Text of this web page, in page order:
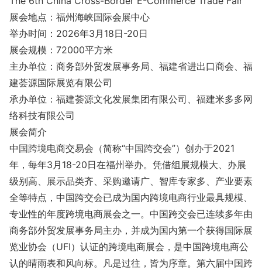
展会地点：福州海峡国际会展中心
举办时间：2026年3月18日-20日
展会规模：72000平方米
主办单位：商务部外贸发展事务局、福建省进出口商会、福
建荟源国际展览有限公司
承办单位：福建荟源文化发展集团有限公司、福建米多多网
络科技有限公司
展会简介
中国跨境电商交易会（简称“中国跨交会”）创办于2021
年，每年3月18-20日在福州举办。凭借组展规模大、办展
级别高、展示品类齐、采购邀请广、智库专家多、产业要素
全等特点，中国跨交会已成为国内跨境电商行业最具规模、
专业性的年度跨境电商展会之一。中国跨交会已连续多年由
商务部外贸发展事务局主办，并成为国内第一个获得国际展
览业协会（UFI）认证的跨境电商展会，是中国跨境电商公
认的晴雨表和⻛向标。凡是过往，皆为序章。第六届中国跨